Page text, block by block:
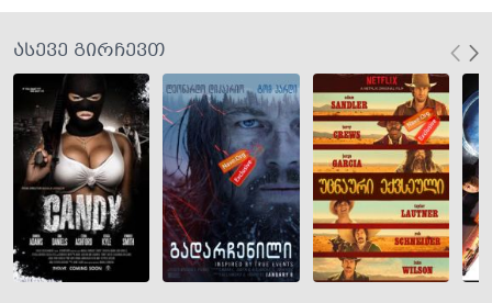
ასევე გირჩევთ